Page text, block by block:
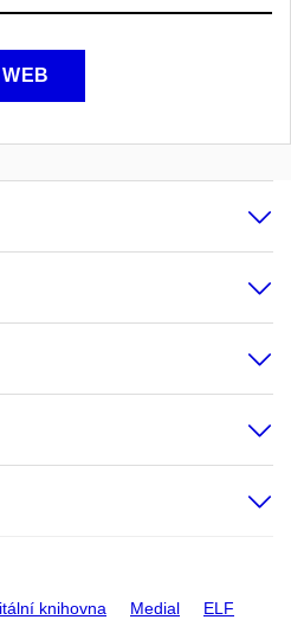
WEB
knihovna Medial ELF